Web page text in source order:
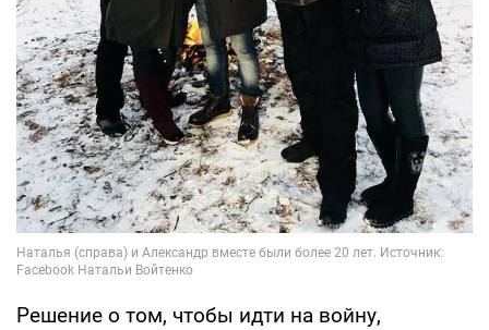
Решение о том, чтобы идти на войну,